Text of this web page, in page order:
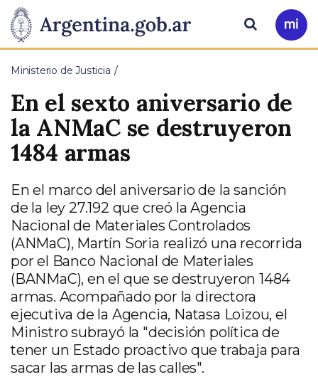
Presidencia
de
la
Nación
Pasar al contenido principal
Ir
a
Buscar
Ministerio de Justicia
En el sexto aniversario de
la ANMaC se destruyeron
1484 armas
En el marco del aniversario de la sanción
de la ley 27.192 que creó la Agencia
Nacional de Materiales Controlados
(ANMaC), Martín Soria realizó una recorrida
por el Banco Nacional de Materiales
(BANMaC), en el que se destruyeron 1484
armas. Acompañado por la directora
ejecutiva de la Agencia, Natasa Loizou, el
Ministro subrayó la "decisión política de
tener un Estado proactivo que trabaja para
sacar las armas de las calles".